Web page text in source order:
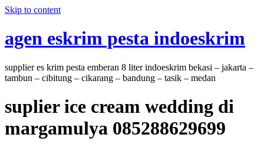
Skip to content
agen eskrim pesta indoeskrim
supplier es krim pesta emberan 8 liter indoeskrim bekasi – jakarta –
tambun – cibitung – cikarang – bandung – tasik – medan
suplier ice cream wedding di
margamulya 085288629699